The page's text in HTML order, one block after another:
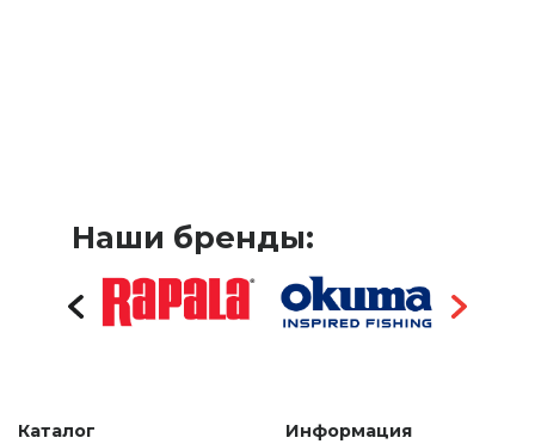
Наши бренды:
Каталог Информация